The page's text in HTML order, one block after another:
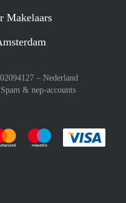
Makelaars
– Nederland
Spam & nep-accounts
gemakkelijk af met Paypal
Je rekent gemakkelijk af met
Je rekent